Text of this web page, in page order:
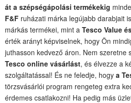
át a szépségápolási termékekig
F&F ruházati márka legújabb darabjait
márkás termékei, mint a Tesco Value
érték arányt képviselnek, hogy Ön
juthasson kedvező áron. Nem szeretne
Tesco online vásárlást, és élvezze a
szolgáltatással! És ne feledje, hogy a
törzsvásárlói program rengeteg extra
érdemes csatlakozni! Ha pedig más